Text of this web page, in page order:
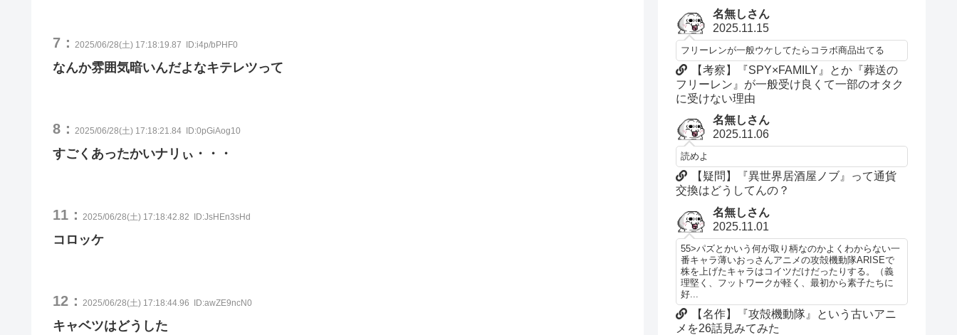
7： 2025/06/28(土) 17:18:19.87 ID:i4p/bPHF0
なんか雰囲気暗いんだよなキテレツって
8： 2025/06/28(土) 17:18:21.84 ID:0pGiAog10
すごくあったかいナリぃ・・・
11： 2025/06/28(土) 17:18:42.82 ID:JsHEn3sHd
コロッケ
12： 2025/06/28(土) 17:18:44.96 ID:awZE9ncN0
キャベツはどうした
名無しさん
2025.11.15
フリーレンが一般ウケしてたらコラボ商品出てる
【考察】『SPY×FAMILY』とか『葬送の
フリーレン』が一般受け良くて一部のオタク
に受けない理由
名無しさん
2025.11.06
読めよ
【疑問】『異世界居酒屋ノブ』って通貨
交換はどうしてんの？
名無しさん
2025.11.01
55>パズとかいう何が取り柄なのかよくわからない一
番キャラ薄いおっさんアニメの攻殻機動隊ARISEで
株を上げたキャラはコイツだけだったりする。（義
理堅く、フットワークが軽く、最初から素子たちに
好...
【名作】『攻殻機動隊』という古いアニ
メを26話見みてみた